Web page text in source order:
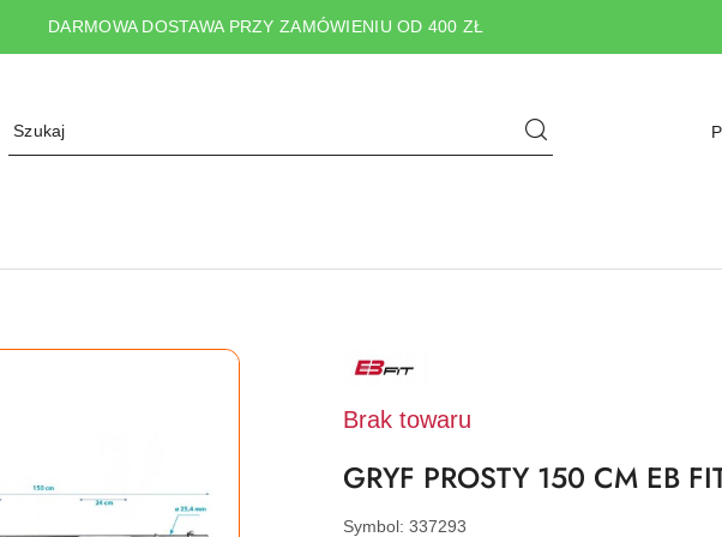
DARMOWA DOSTAWA PRZY ZAMÓWIENIU OD 400 ZŁ
NAZWA
PRODUCENTA:
Brak towaru
GRYF PROSTY 150 CM EB
Symbol: 337293